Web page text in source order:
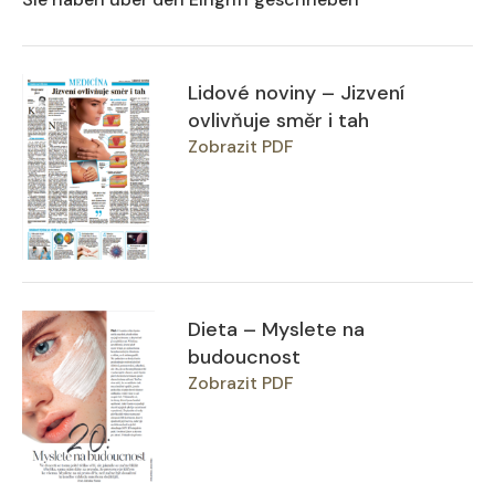
Lidové noviny – Jizvení
ovlivňuje směr i tah
Zobrazit PDF
Dieta – Myslete na
budoucnost
Zobrazit PDF